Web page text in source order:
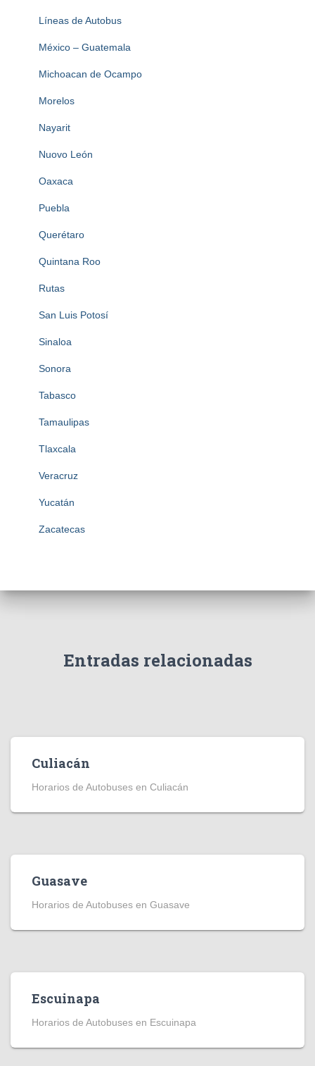
Líneas de Autobus
México – Guatemala
Michoacan de Ocampo
Morelos
Nayarit
Nuovo León
Oaxaca
Puebla
Querétaro
Quintana Roo
Rutas
San Luis Potosí
Sinaloa
Sonora
Tabasco
Tamaulipas
Tlaxcala
Veracruz
Yucatán
Zacatecas
Entradas relacionadas
Culiacán
Horarios de Autobuses en Culiacán
Guasave
Horarios de Autobuses en Guasave
Escuinapa
Horarios de Autobuses en Escuinapa